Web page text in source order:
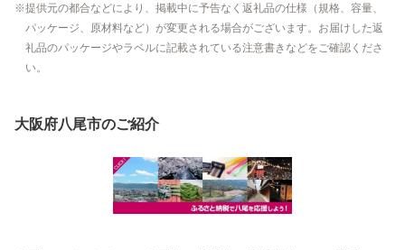
提供元の都合などにより、掲載中に予告なく返礼品の仕様（規格、容量、
パッケージ、原材料など）が変更される場合がございます。お届けした返
礼品のパッケージやラベルに記載されている注意書きなどをご確認くださ
い。
大阪府八尾市のご紹介